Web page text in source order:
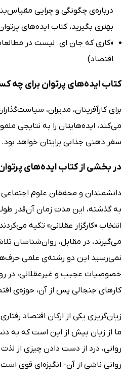
درباره‌ی چگونگی و چرایی
بهتری بگیرید، کتاب ایده‌های
«کاری که جان ای. لیست در
اقتصاد)
کتاب ایده‌های پرتوان برای چه
برای کارآفرینان، مدیران،
می‌کند، ایده‌هایتان را به نتایجی
سفر ذهنی جذابی برایتان خواهد بود.
در بخشی از کتاب ایده‌های
دانشمندان و محققان علوم
به گذشته، این مدت زمان آن‌قدر
انتخاب «کارگزار عقلانی» تکیه
می‌گیرند، در مقابل، روان‌شناسان
نمی‌رسید این دو رشته‌ی علمی
خصوصیات عجیب و غیرعقلانی، در
کارهای جنجالی پس از آن، حوزه‌ی
زیان‌گریزی یکی از ارکان اقتصاد
ما از زیان بیش از این است که به
روانی، درد از دست دادن چیزی از
روانی ناشی از آن‌- انگیزه‌ای قوی